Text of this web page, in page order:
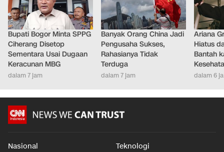
Bupati Bogor Minta SPPG
Ciherang Disetop
Sementara Usai Dugaan
Keracunan MBG
dalam 7 jam
Banyak Orang China Jadi
Pengusaha Sukses,
Rahasianya Tidak
Terduga
dalam 7 jam
Ariana
Hiatus
Bantah
dalam 6
Nasional Teknologi